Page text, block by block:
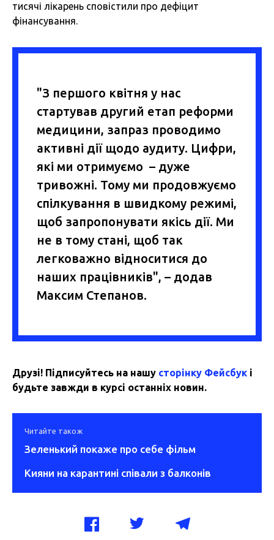
тисячі лікарень сповістили про дефіцит
фінансування.
"З першого квітня у нас
стартував другий етап реформи
медицини, запраз проводимо
активні дії щодо аудиту. Цифри,
які ми отримуємо – дуже
тривожні. Тому ми продовжуємо
спілкування в швидкому режимі,
щоб запропонувати якісь дії. Ми
не в тому стані, щоб так
легковажно відноситися до
наших працівників", – додав
Максим Степанов.
Друзі! Підписуйтесь на нашу сторінку Фейсбук і
будьте завжди в курсі останніх новин.
Читайте також
Зеленький покаже про себе фільм
Кияни на карантині співали з балконів